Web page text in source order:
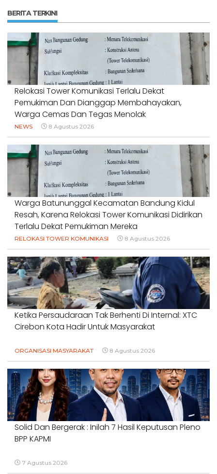
BERITA TERKINI
Relokasi Tower Komunikasi Terlalu Dekat
Pemukiman Dan Dianggap Membahayakan,
Warga Cemas Dan Tegas Menolak
NEWS 8 Agustus 2026
Warga Batununggal Kecamatan Bandung Kidul
Resah, Karena Relokasi Tower Komunikasi Didirikan
Terlalu Dekat Pemukiman Mereka
RELOKASI TOWER KOMUNIKASI 8 Agustus 2026
Ketika Persaudaraan Tak Berhenti Di Internal: XTC
Cirebon Kota Hadir Untuk Masyarakat
ORGANISASI MASYARAKAT 8 Agustus 2026
Solid Dan Bergerak : Inilah 7 Hasil Keputusan Pleno
BPP KAPMI
7 Agustus 2026